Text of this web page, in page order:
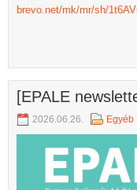
brevo.net/mk/mr/sh/
[EPALE
2026.06.26. Egyéb